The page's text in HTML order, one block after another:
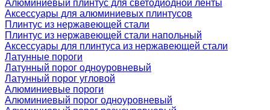
Алюминиевый плинтус для светодиодной ленты
Аксессуары для алюминиевых плинтусов
Плинтус из нержавеющей стали
Плинтус из нержавеющей стали напольный
Аксессуары для плинтуса из нержавеющей стали
Латунные пороги
Латунный порог одноуровневый
Латунный порог угловой
Алюминиевые пороги
Алюминиевый порог одноуровневый